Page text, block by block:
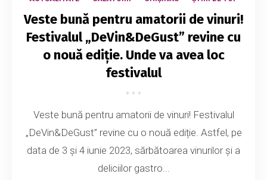
Veste bună pentru amatorii de vinuri!
Festivalul „DeVin&DeGust” revine cu
o nouă ediție. Unde va avea loc
festivalul
Veste bună pentru amatorii de vinuri! Festivalul
„DeVin&DeGust” revine cu o nouă ediție. Astfel, pe
data de 3 și 4 iunie 2023, sărbătoarea vinurilor și a
deliciilor gastro...